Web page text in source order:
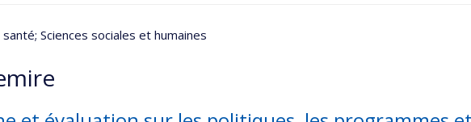
santé; Sciences sociales et humaines